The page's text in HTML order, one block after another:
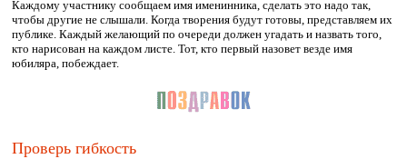
Каждому участнику сообщаем имя именинника, сделать это надо так,
чтобы другие не слышали. Когда творения будут готовы, представляем их
публике. Каждый желающий по очереди должен угадать и назвать того,
кто нарисован на каждом листе. Тот, кто первый назовет везде имя
юбиляра, побеждает.
Проверь гибкость